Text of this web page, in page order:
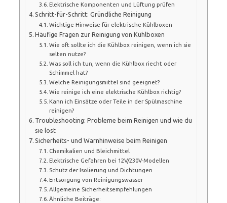
Elektrische Komponenten und Lüftung prüfen
Schritt-für-Schritt: Gründliche Reinigung
Wichtige Hinweise für elektrische Kühlboxen
Häufige Fragen zur Reinigung von Kühlboxen
Wie oft sollte ich die Kühlbox reinigen, wenn ich sie
selten nutze?
Was soll ich tun, wenn die Kühlbox riecht oder
Schimmel hat?
Welche Reinigungsmittel sind geeignet?
Wie reinige ich eine elektrische Kühlbox richtig?
Kann ich Einsätze oder Teile in der Spülmaschine
reinigen?
Troubleshooting: Probleme beim Reinigen und wie du
sie löst
Sicherheits- und Warnhinweise beim Reinigen
Chemikalien und Bleichmittel
Elektrische Gefahren bei 12V/230V-Modellen
Schutz der Isolierung und Dichtungen
Entsorgung von Reinigungswasser
Allgemeine Sicherheitsempfehlungen
Ähnliche Beiträge: